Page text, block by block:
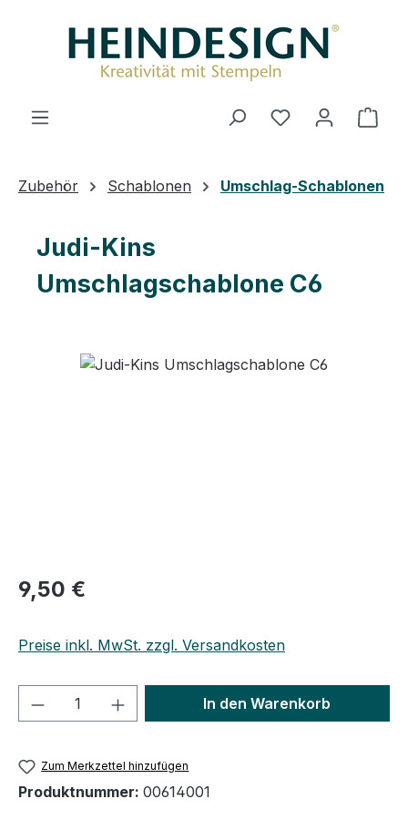
Du hast 0
Zubehör Schablonen Umschlag-Schablonen
Judi-Kins
Umschlagschablone C6
Regulärer Preis:
9,50 €
Preise inkl. MwSt. zzgl. Versandkosten
Produkt Anzahl: Gib denIn den Warenkorb
Zum Merkzettel hinzufügen
Produktnummer: 00614001